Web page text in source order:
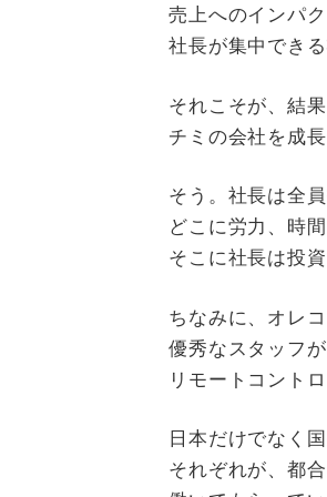
売上へのインパ
社長が集中でき
それこそが、結
チミの会社を成
そう。社長は全
どこに労力、時
そこに社長は投
ちなみに、オレコ
優秀なスタッフ
リモートコント
日本だけでなく
それぞれが、都